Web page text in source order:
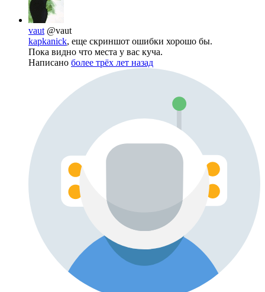
vaut @vaut
kapkanick, еще скриншот ошибки хорошо бы.
Пока видно что места у вас куча.
Написано более трёх лет назад